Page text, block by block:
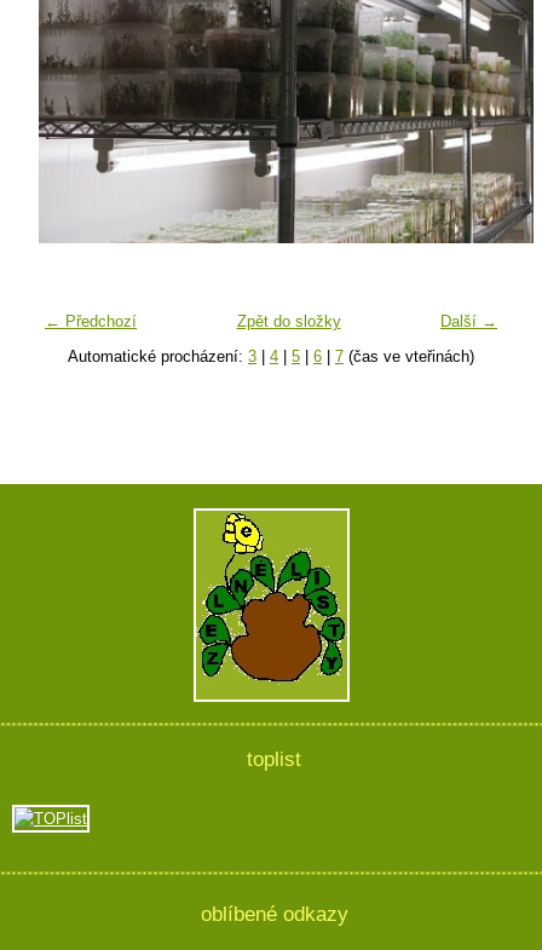
← Předchozí Další →
Zpět do složky
Automatické procházení: 3 | 4 | 5 | 6 | 7 (čas ve vteřinách)
toplist
oblíbené odkazy